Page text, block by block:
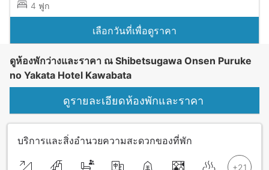
4 ฟูก
เลือกวันที่เพื่อดูราคา
ดูห้องพักว่างและราคา ณ Shibetsugawa Onsen Puruke
no Yakata Hotel Kawabata
ดูรายละเอียดห้องพักและราคา
บริการและสิ่งอำนวยความสะดวกของที่พัก